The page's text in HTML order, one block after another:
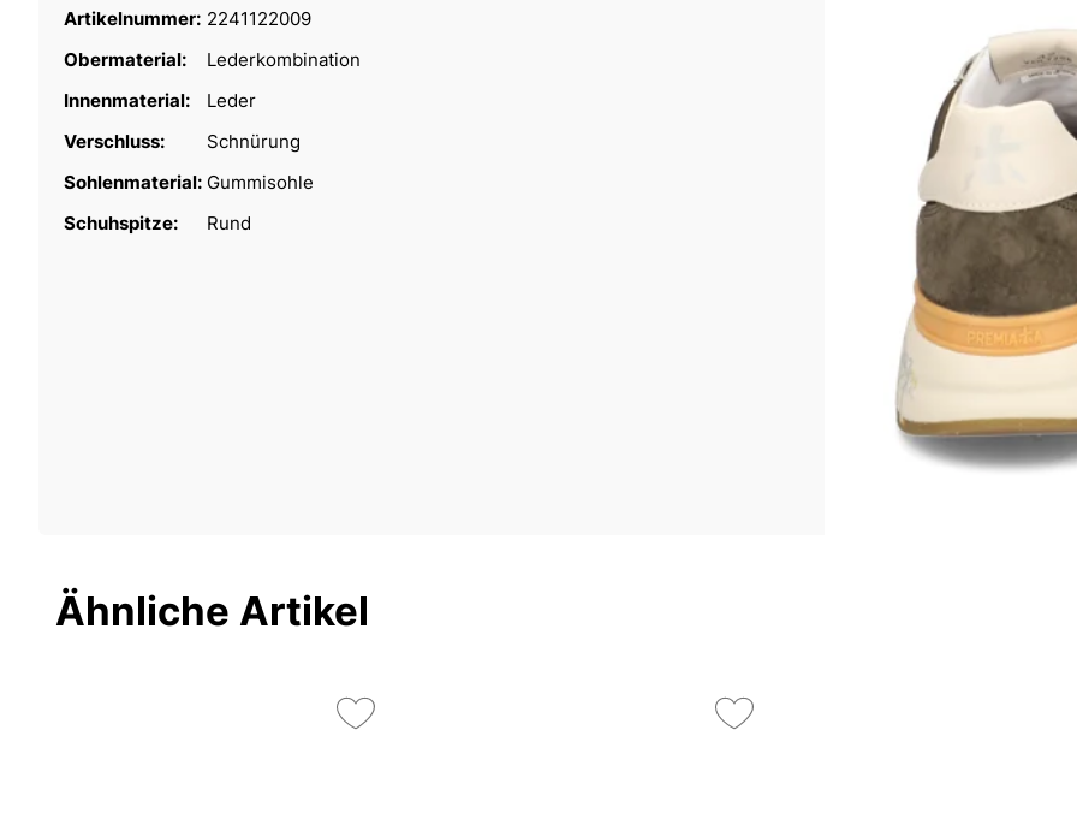
Artikelnummer: 2241122009
Obermaterial:
Lederkombination
Innenmaterial:
Leder
Verschluss:
Schnürung
Sohlenmaterial: Gummisohle
Schuhspitze:
Rund
Ähnliche Artikel